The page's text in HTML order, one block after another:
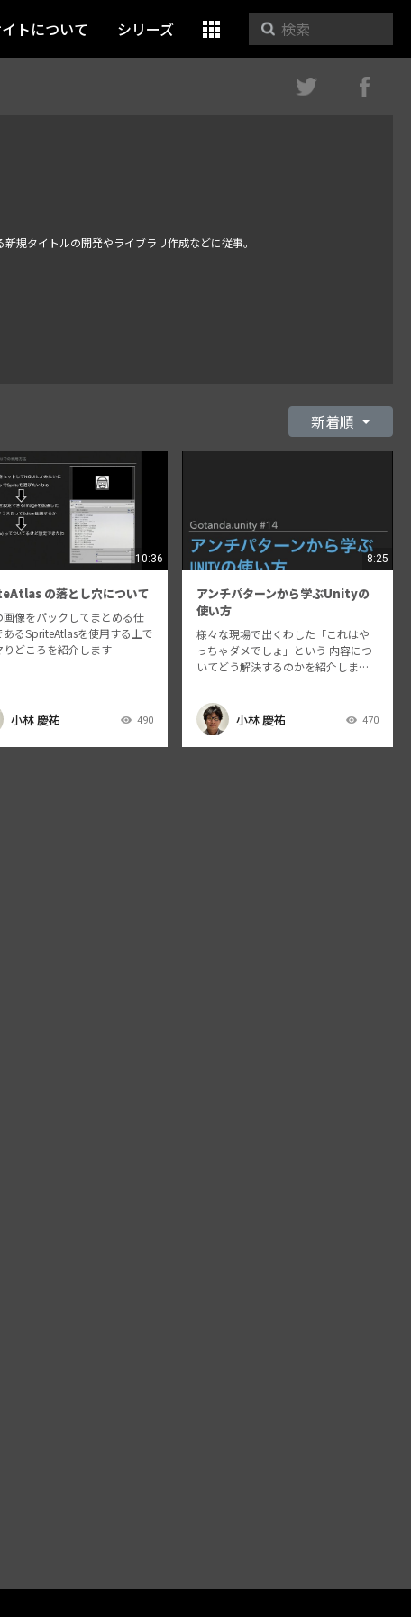
トについて シリーズ
規タイトルの開発やライブラリ作成などに従事。
新着順
10:36
の落とし穴について
画像をパックしてまとめる仕
あるSpriteAtlasを使用する上で
りどころを紹介します
小林 慶祐 490
8:25
アンチパターンから学ぶUnityの
使い方
様々な現場で出くわした「これはや
っちゃダメでしょ」という 内容につ
いてどう解決するのかを紹介します
小林 慶祐 470